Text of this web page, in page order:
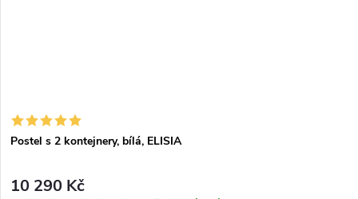
Postel s 2 kontejnery, bílá, ELISIA
10 290 Kč